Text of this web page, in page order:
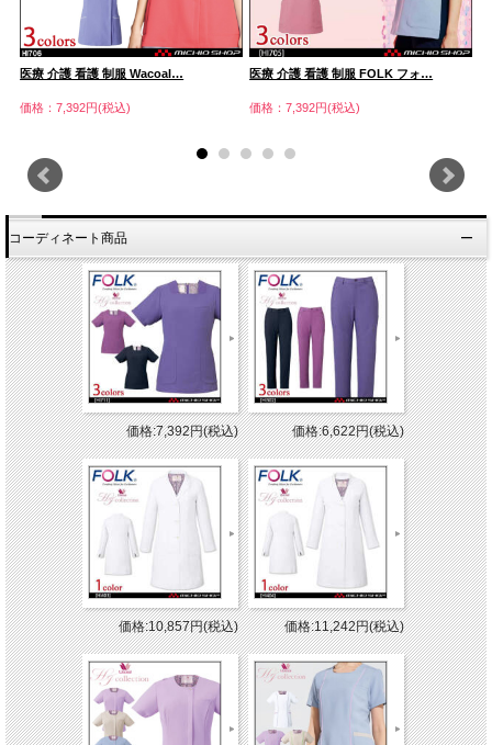
医療 介護 看護 制服 Wacoal…
価格：7,392円(税込)
医療 介護 看護 制服 FOLK フォ…
価格：7,392円(税込)
コーディネート商品
価格:7,392円(税込) 価格:6,622円(税込)
価格:10,857円(税込) 価格:11,242円(税込)